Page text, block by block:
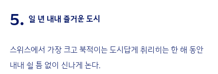
5. 일 년 내내 즐거운 도시
스위스에서 가장 크고 북적이는 도시답게 취리히는 한 해 동안
내내 쉴 틈 없이 신나게 논다.